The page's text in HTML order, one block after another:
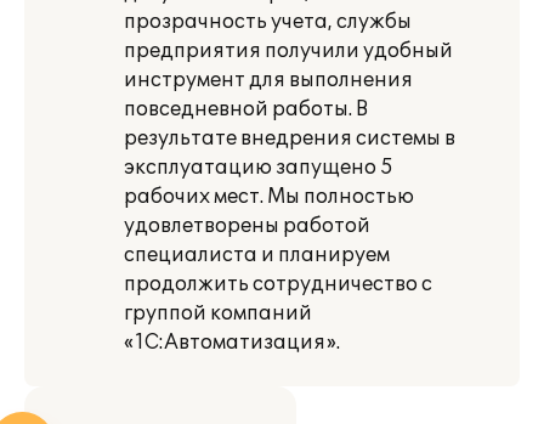
прозрачность учета, службы
предприятия получили удобный
инструмент для выполнения
повседневной работы. В
результате внедрения системы в
эксплуатацию запущено 5
рабочих мест. Мы полностью
удовлетворены работой
специалиста и планируем
продолжить сотрудничество с
группой компаний
«1С:Автоматизация».